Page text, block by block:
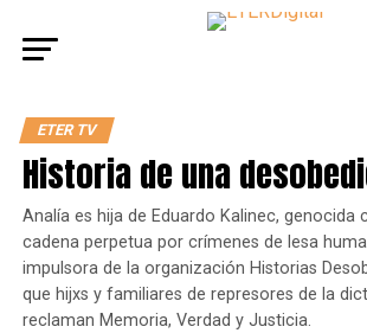
ETER TV
Historia de una
Analía es hija de Eduardo Kalinec, genocida
cadena perpetua por crímenes de lesa
impulsora de la organización Historias
que hijxs y familiares de represores de la
reclaman Memoria, Verdad y Justicia.